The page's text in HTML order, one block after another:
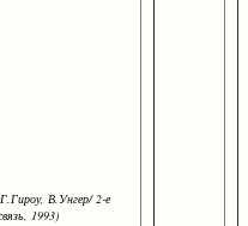
В.Унгер/ 2-е
1993)